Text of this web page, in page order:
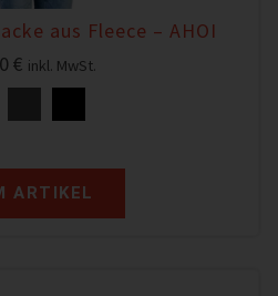
aus Fleece – AHOI
€ inkl. MwSt.
ARTIKEL